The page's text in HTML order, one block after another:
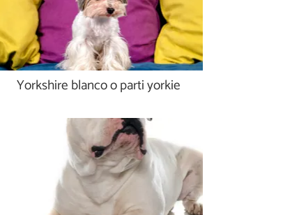
Yorkshire blanco o parti yorkie